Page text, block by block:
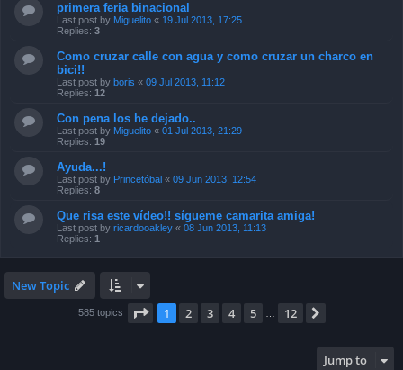
primera feria binacional
Last post by Miguelito « 19 Jul 2013, 17:25
Replies: 3
Como cruzar calle con agua y como cruzar un charco en
bici!!
Last post by boris « 09 Jul 2013, 11:12
Replies: 12
Con pena los he dejado..
Last post by Miguelito « 01 Jul 2013, 21:29
Replies: 19
Ayuda...!
Last post by Princetóbal « 09 Jun 2013, 12:54
Replies: 8
Que risa este vídeo!! sígueme camarita amiga!
Last post by ricardooakley « 08 Jun 2013, 11:13
Replies: 1
New Topic
585 topics Page 1of 12
1 2 3 4 5 12
Jump to